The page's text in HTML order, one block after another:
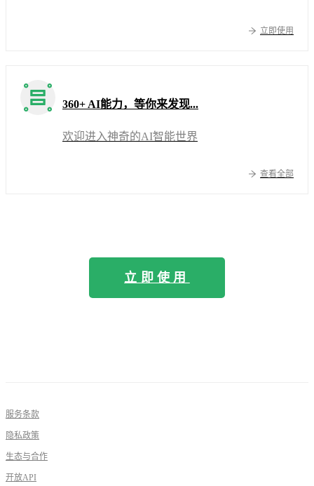
立即使用
360+ AI能力，等你来发现...
欢迎进入神奇的AI智能世界
查看全部
立即使用
服务条款
隐私政策
生态与合作
开放API